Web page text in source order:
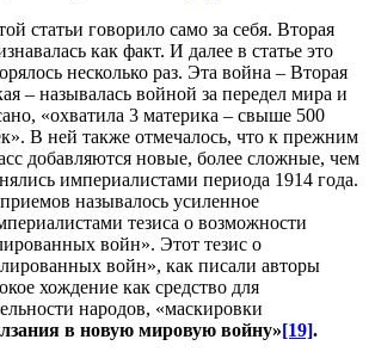
говорило само за себя. Вторая
как факт. И далее в статье это
несколько раз. Эта война – Вторая
– называлась войной за передел мира и
«охватила 3 материка – свыше 500
В ней также отмечалось, что к прежним
добавляются новые, более сложные, чем
империалистами периода 1914 года.
называлось усиленное
тезиса о возможности
войн». Этот тезис о
войн», как писали авторы
хождение как средство для
народов, «маскировки
в новую мировую войну»[19].